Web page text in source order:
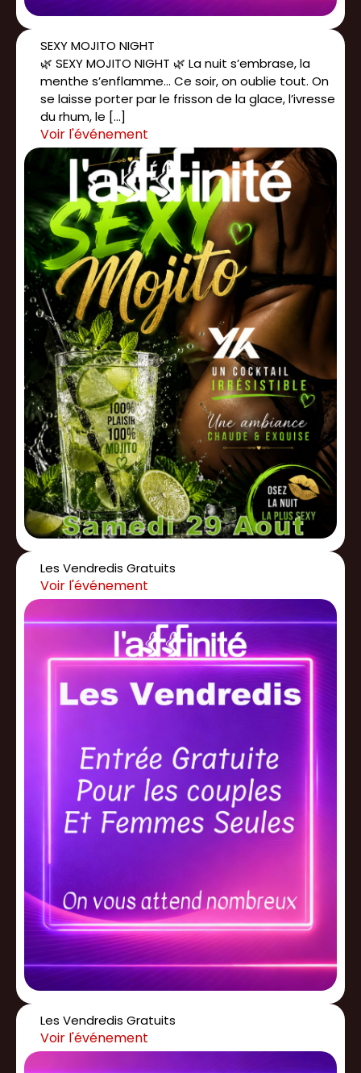
SEXY MOJITO NIGHT
🌿 SEXY MOJITO NIGHT 🌿 La nuit s’embrase, la
menthe s’enflamme... Ce soir, on oublie tout. On
se laisse porter par le frisson de la glace, l’ivresse
du rhum, le […]
Les Vendredis Gratuits
Les Vendredis Gratuits